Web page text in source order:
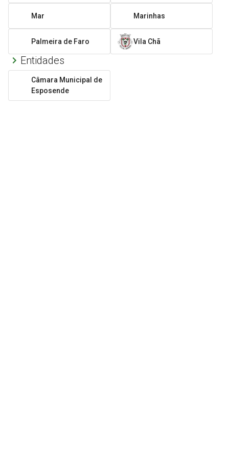
Mar Marinhas
Palmeira de Faro Vila Chã
Entidades
Câmara Municipal de
Esposende